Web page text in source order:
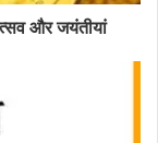
और जयंतीयां